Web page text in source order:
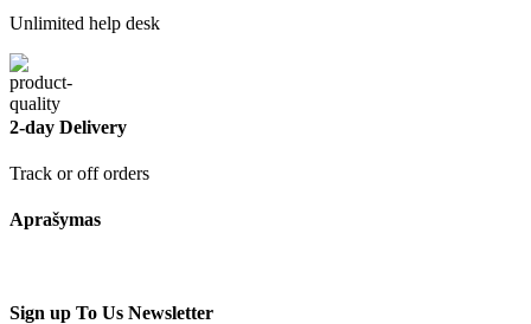
Unlimited help desk
2-day Delivery
Track or off orders
Aprašymas
Sign up To Us Newsletter